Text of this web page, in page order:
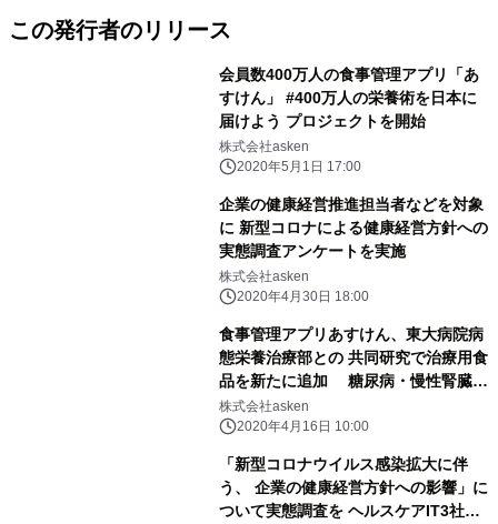
この発行者のリリース
会員数400万人の食事管理アプリ「あ
すけん」 #400万人の栄養術を日本に
届けよう プロジェクトを開始
株式会社asken
2020年5月1日 17:00
企業の健康経営推進担当者などを対象
に 新型コロナによる健康経営方針への
実態調査アンケートを実施
株式会社asken
2020年4月30日 18:00
食事管理アプリあすけん、東大病院病
態栄養治療部との 共同研究で治療用食
品を新たに追加 糖尿病・慢性腎臓病
等の疾病を持つユーザーもサポート
株式会社asken
2020年4月16日 10:00
「新型コロナウイルス感染拡大に伴
う、 企業の健康経営方針への影響」に
ついて実態調査を ヘルスケアIT3社で